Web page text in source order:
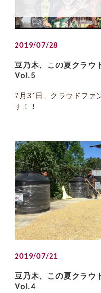
2019/07/28
豆乃木、この夏クラウ
Vol.5
7月31日、クラウドファ
す！！
2019/07/21
豆乃木、この夏クラウ
Vol.4